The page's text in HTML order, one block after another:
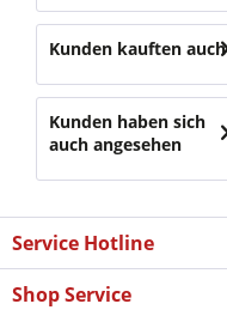
Kunden kauften auch
Kunden haben sich
auch angesehen
Service Hotline
Shop Service